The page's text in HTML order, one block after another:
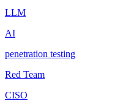
LLM
AI
penetration testing
Red Team
CISO